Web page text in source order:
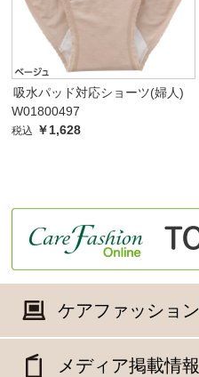
吸水パッド対応ショーツ(婦人)
W01800497
税込 ￥1,628
ケアファッショ
メディア掲載情報